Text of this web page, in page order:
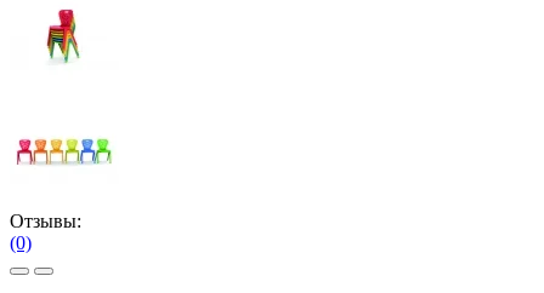
Отзывы:
(0)